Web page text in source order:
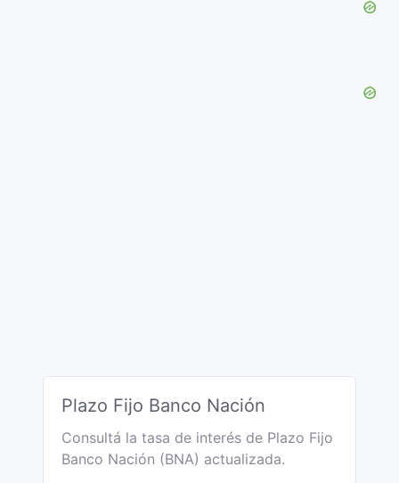
Plazo Fijo Banco Nación
Consultá la tasa de interés de Plazo Fijo
Banco Nación (BNA) actualizada.